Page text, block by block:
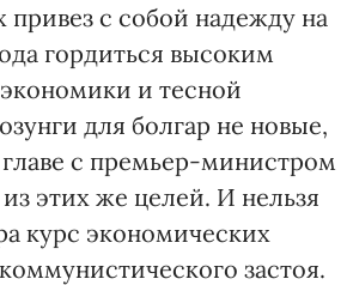
привез с собой надежду на
гордиться высоким
и тесной
для болгар не новые,
с премьер-министром
этих же целей. И нельзя
курс экономических
застоя.